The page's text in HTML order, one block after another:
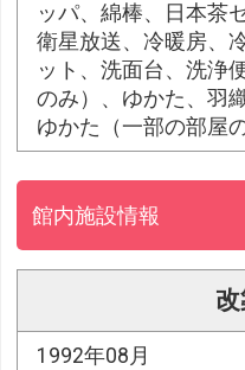
ッパ、綿棒、日本茶
衛星放送、冷暖房、
ット、洗面台、洗浄
のみ）、ゆかた、羽
ゆかた（一部の部屋の
館内施設情報
改
1992年08月